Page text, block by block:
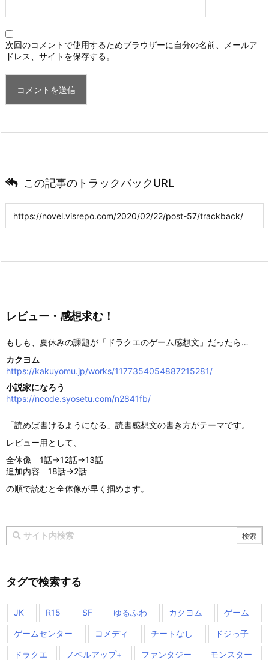
次回のコメントで使用するためブラウザーに自分の名前、メールア
ドレス、サイトを保存する。
この記事のトラックバックURL
レビュー・感想求む！
もしも、夏休みの課題が「ドラクエのゲーム感想文」だったら…
カクヨム
https://kakuyomu.jp/works/1177354054887215281/
小説家になろう
https://ncode.syosetu.com/n2841fb/
「読めば書けるようになる」読書感想文の書き方がテーマです。
レビュー用として、
全体像 1話→12話→13話
追加内容 18話→2話
の順で読むと全体像が早く掴めます。
タグで検索する
JK R15 SF ゆるふわ カクヨム ゲーム
ゲームセンター コメディ チートなし ドジっ子
ドラクエ ノベルアップ+ ファンタジー モンスター